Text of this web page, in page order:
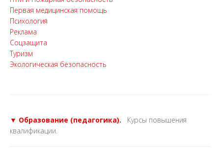
Первая медицинская помощь
Психология
Реклама
Соцзащита
Туризм
Экологическая безопасность
▼ Образование (педагогика).
Курсы повышения
квалификации.